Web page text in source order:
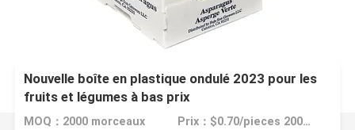
Nouvelle boîte en plastique ondulé 2023 pour les
fruits et légumes à bas prix
MOQ：2000 morceaux Prix：$0.70/pieces 2000-4999 pieces